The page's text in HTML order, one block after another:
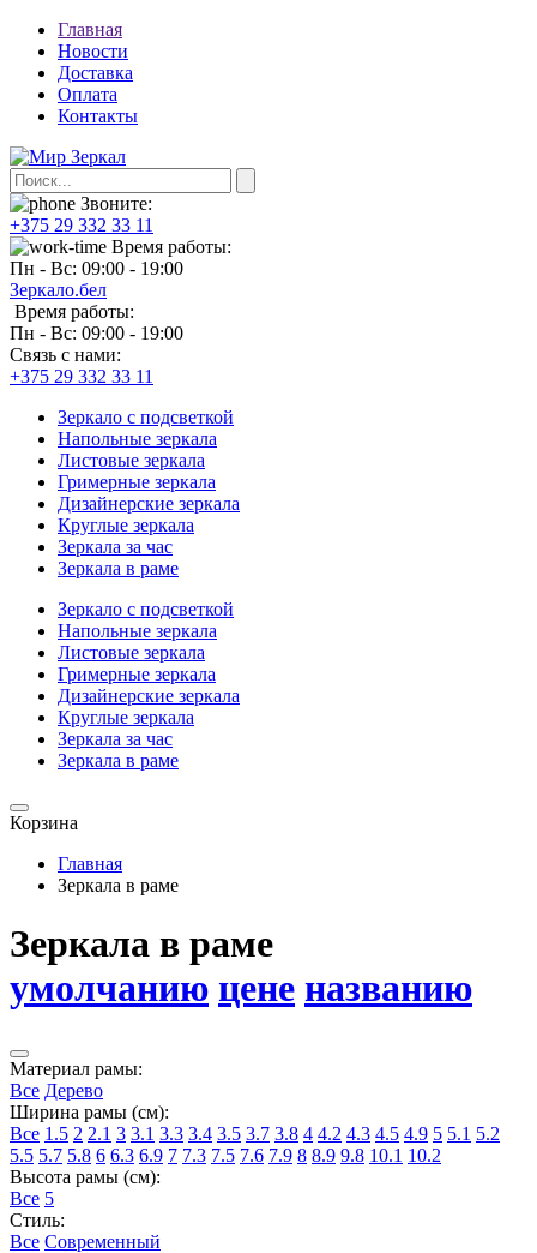
Главная
Новости
Доставка
Оплата
Контакты
Звоните:
+375 29 332 33 11
Время работы:
Пн - Вс: 09:00 - 19:00
Зеркало.бел
Время работы:
Пн - Вс: 09:00 - 19:00
Связь с нами:
+375 29 332 33 11
Зеркало с подсветкой
Напольные зеркала
Листовые зеркала
Гримерные зеркала
Дизайнерские зеркала
Круглые зеркала
Зеркала за час
Зеркала в раме
Зеркало с подсветкой
Напольные зеркала
Листовые зеркала
Гримерные зеркала
Дизайнерские зеркала
Круглые зеркала
Зеркала за час
Зеркала в раме
Корзина
Главная
Зеркала в раме
Зеркала в раме
умолчанию цене названию
Материал рамы:
Все Дерево
Ширина рамы (см):
Все 1.5 2 2.1 3 3.1 3.3 3.4 3.5 3.7 3.8 4 4.2 4.3 4.5 4.9 5 5.1 5.2
5.5 5.7 5.8 6 6.3 6.9 7 7.3 7.5 7.6 7.9 8 8.9 9.8 10.1 10.2
Высота рамы (см):
Все 5
Стиль:
Все Современный